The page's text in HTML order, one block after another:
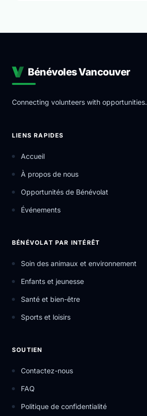
Bénévoles Vancouver
Connecting volunteers with opportunities.
LIENS RAPIDES
Accueil
À propos de nous
Opportunités de Bénévolat
Événements
BÉNÉVOLAT PAR INTÉRÊT
Soin des animaux et environnement
Enfants et jeunesse
Santé et bien-être
Sports et loisirs
SOUTIEN
Contactez-nous
FAQ
Politique de confidentialité